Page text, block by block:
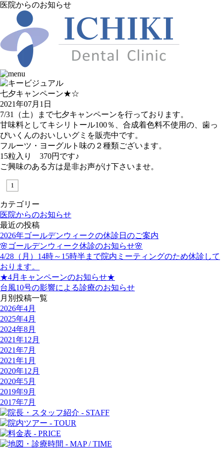
医院からのお知らせ
七夕キャンペーン★☆
2021年07月1日
7/31（土）まで七夕キャンペーンを行っております。
甘味料としてキシリトール100％、合成着色料不使用の、歯っ
ぴいくんのおいしいグミを販売中です。
フルーツ・ヨーグルト味の２種類ございます。
15粒入り 370円です♪
ご興味のある方は是非お声がけ下さいませ。
1
カテゴリー
医院からのお知らせ
最近の投稿
2026年ゴールデンウィークの休診日のご案内
🌸ゴールデンウィーク休診のお知らせ🌸
4/28（月）14時～15時半まで院内ミーティングのため休診して
おります。
★4月キャンペーンのお知らせ★
台風10号の影響による診療のお知らせ
月別投稿一覧
2026年4月
2025年4月
2024年8月
2021年12月
2021年7月
2021年1月
2020年12月
2020年5月
2019年9月
2017年7月